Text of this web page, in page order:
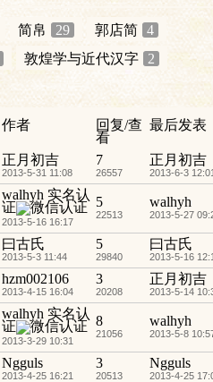
简帛 29 郭店简 4
敦煌学与近代汉字
2
作者
回复/查
看
最后发表
正月初吉
2013-5-31 11:08
7
26557
正月初吉
2013-6-3 12:01
walhyh 实名认
证
2013-5-16 16:17
5
22513
walhyh
2013-5-27
曰古氏
2013-5-3 11:44
5
29840
曰古氏
2013-5-16
hzm002106
2013-4-15 16:04
3
20208
正月初吉
2013-5-14
walhyh 实名认
证
2013-3-29 10:31
8
21056
walhyh
2013-5-8
Ngguls
2013-4-25 16:21
3
20513
Ngguls
2013-4-25